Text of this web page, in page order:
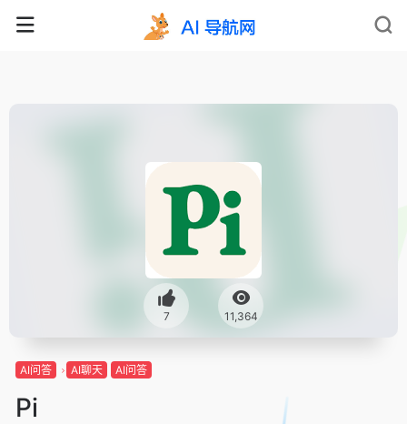
7 11,364
AI问答 AI聊天 AI问答
Pi